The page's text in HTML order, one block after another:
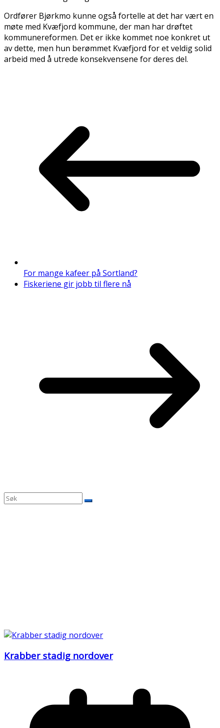
Ordfører Bjørkmo kunne også fortelle at det har vært en
møte med Kvæfjord kommune, der man har drøftet
kommunereformen. Det er ikke kommet noe konkret ut
av dette, men hun berømmet Kvæfjord for et veldig solid
arbeid med å utrede konsekvensene for deres del.
For mange kafeer på Sortland?
Fiskeriene gir jobb til flere nå
Krabber stadig nordover